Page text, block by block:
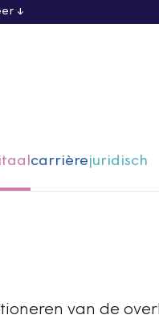
carrièrejuridisch
van de